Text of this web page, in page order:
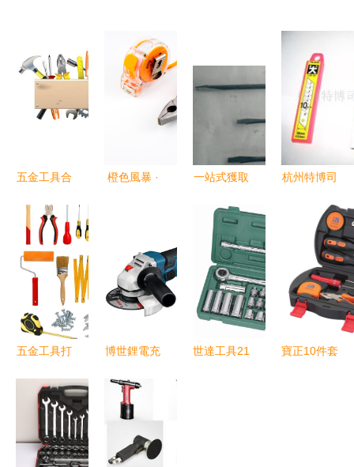
五金工具合
性到設計美
學的完美融
橙色風暴 ·
一站式獲取
刀 型號、
價格、廠家
與實物參考
杭州特博司
剪用品產品
指南
五金工具打
國制造業加
速崛起的基
石
博世鋰電充
五金工具的
革新力量
世達工具21
寶正10件套